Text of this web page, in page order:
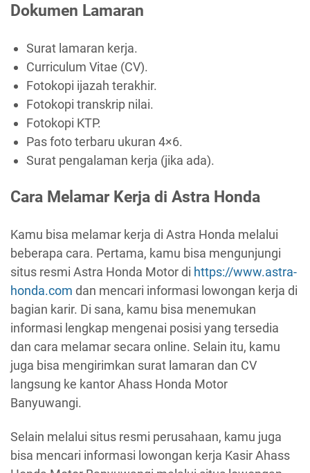
Dokumen Lamaran
Surat lamaran kerja.
Curriculum Vitae (CV).
Fotokopi ijazah terakhir.
Fotokopi transkrip nilai.
Fotokopi KTP.
Pas foto terbaru ukuran 4×6.
Surat pengalaman kerja (jika ada).
Cara Melamar Kerja di Astra Honda
Kamu bisa melamar kerja di Astra Honda melalui
beberapa cara. Pertama, kamu bisa mengunjungi
situs resmi Astra Honda Motor di https://www.astra-
honda.com dan mencari informasi lowongan kerja di
bagian karir. Di sana, kamu bisa menemukan
informasi lengkap mengenai posisi yang tersedia
dan cara melamar secara online. Selain itu, kamu
juga bisa mengirimkan surat lamaran dan CV
langsung ke kantor Ahass Honda Motor
Banyuwangi.
Selain melalui situs resmi perusahaan, kamu juga
bisa mencari informasi lowongan kerja Kasir Ahass